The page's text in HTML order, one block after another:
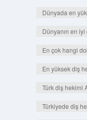
Dünyada en
Dünyanın en
En çok hangi
En yüksek diş
Türk diş hekimi
Türkiyede diş